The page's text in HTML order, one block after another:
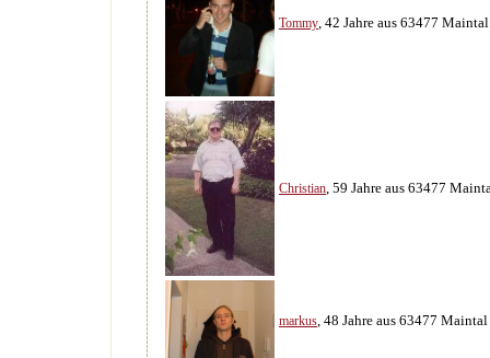
Tommy, 42 Jahre aus 63477 Maintal
Christian, 59 Jahre aus 63477
markus, 48 Jahre aus 63477 Maintal